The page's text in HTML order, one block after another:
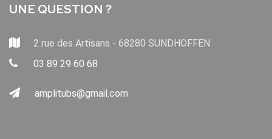
UNE QUESTION ?
2 rue des Artisans - 68280 SUNDHOFFEN
03 89 29 60 68
amplitubs@gmail.com